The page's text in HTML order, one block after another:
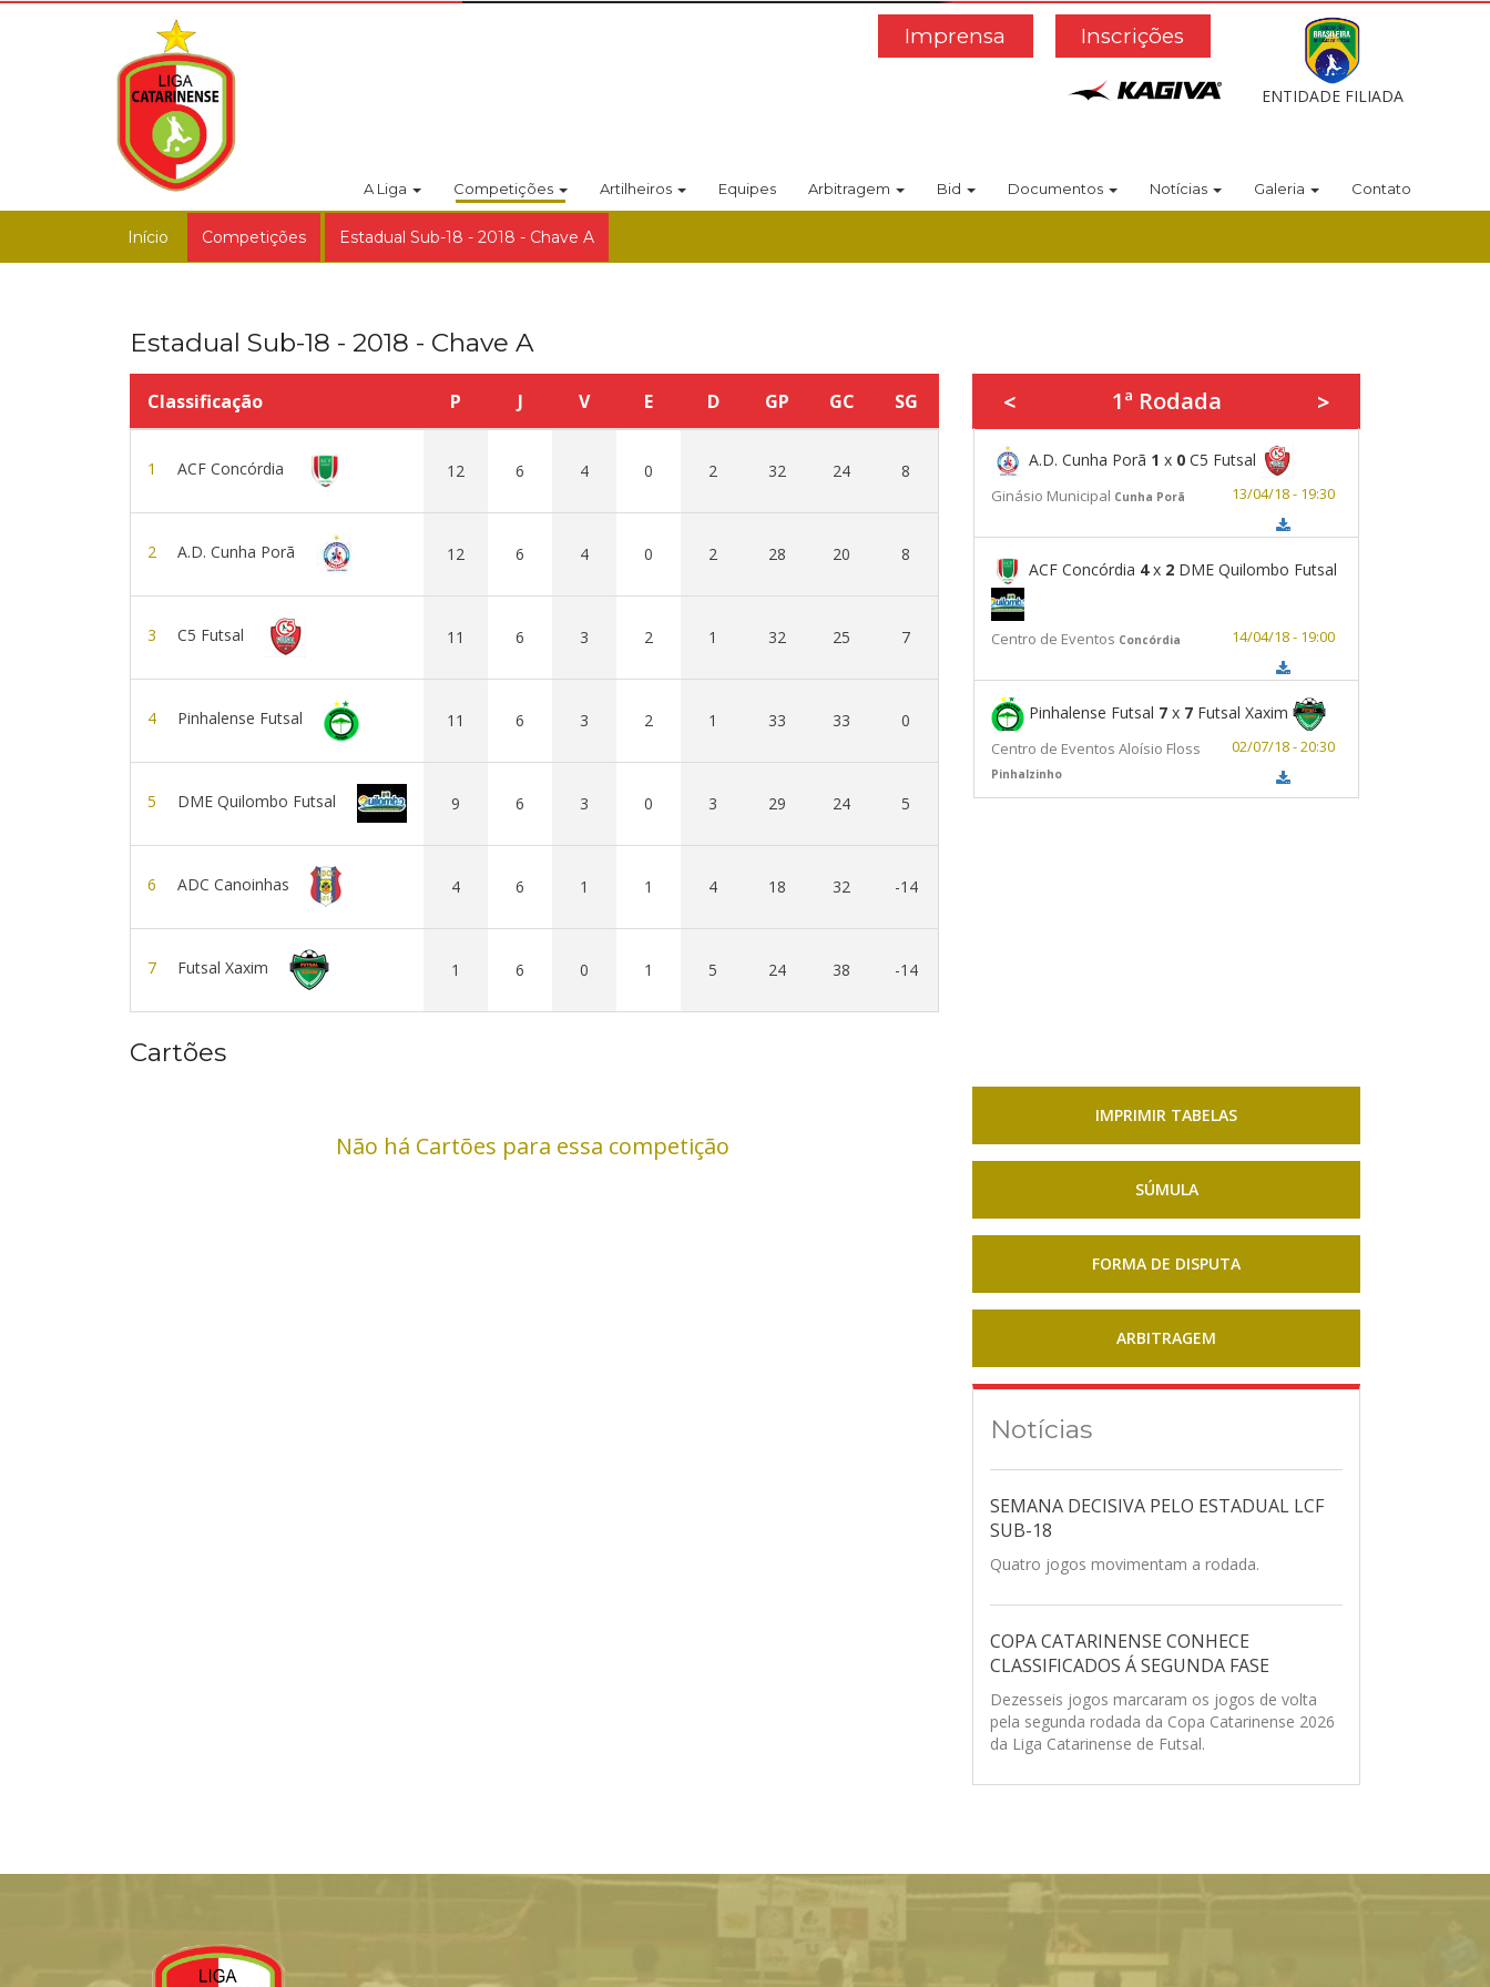
Inscrições
Imprensa
ENTIDADE FILIADA
A Liga Competições Artilheiros Equipes Arbitragem Bid Documentos Notícias Galeria Contato
Início Competições Estadual Sub-18 - 2018 - Chave A
Estadual Sub-18 - 2018 - Chave A
Classificação P J V E D GP GC SG
1 ACF Concórdia 12 6 4 0 2 32 24 8
2 A.D. Cunha Porã 12 6 4 0 2 28 20 8
3 C5 Futsal 11 6 3 2 1 32 25 7
4 Pinhalense Futsal 11 6 3 2 1 33 33 0
5 DME Quilombo Futsal 9 6 3 0 3 29 24 5
6 ADC Canoinhas 4 6 1 1 4 18 32 -14
7 Futsal Xaxim 1 6 0 1 5 24 38 -14
< 1ª Rodada >
A.D. Cunha Porã 1 x 0 C5 Futsal
Ginásio Municipal Cunha Porã 13/04/18 - 19:30
ACF Concórdia 4x 2 DME Quilombo Futsal
Centro de Eventos Concórdia 14/04/18 - 19:00
Pinhalense Futsal 7 x 7 Futsal Xaxim
Centro de Eventos Aloísio Floss
Pinhalzinho
02/07/18 - 20:30
Cartões
Não há Cartões para essa competição
IMPRIMIR TABELAS
SÚMULA
FORMA DE DISPUTA
ARBITRAGEM
Notícias
SEMANA DECISIVA PELO ESTADUAL LCF
SUB-18
Quatro jogos movimentam a rodada.
COPA CATARINENSE CONHECE
CLASSIFICADOS Á SEGUNDA FASE
Dezesseis jogos marcaram os jogos de volta
pela segunda rodada da Copa Catarinense 2026
da Liga Catarinense de Futsal.